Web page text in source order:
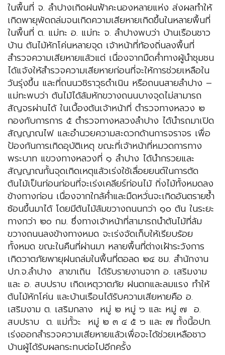
ในพื้นที่ จ. ลำปางเกิดฝนฟ้าคะนองหลายแห่ง ส่งผลทำให้
เกิดพายุพัดถล่มจนเกิดความเสียหายเกิดขึ้นในหลายพื้นที่
ในพื้นที่ ต. แม่ทะ อ. แม่ทะ จ. ลำปางพบว่า บ้านเรือนชาว
บ้าน ต้นไม้หักโค่นหลายจุด เจ้าหน้าที่ท้องถิ่นลงพื้นที่
สำรวจความเสียหายแล้วแต่ เนื่องจากมืดค่ำทางผู้นำชุมชน
ได้แจ้งให้สำรวจความเสียหายก่อนที่จะให้การช่วยเหลือใน
วันรุ่งขึ้น และที่ถนนวชิราวุธดำเนิน หรือถนนสายลำปาง –
แม่ทะพบว่า ต้นไม้ได้ล้มหักขวางถนนบางจุดไม่สามารถ
สัญจรผ่านได้ ในเบื้องต้นเจ้าหน้าที่ ตำรวจทางหลวง ๒
กองกับการการ ๕ ตำรวจทางหลวงลำปาง ได้นำรถมาเปิด
สัญญาณไฟ และอำนวยความสะดวกด้านการจราจร เพื่อ
ป้องกันการเกิดอุบัติเหตุ ขณะที่เจ้าหน้าที่หมวดการทาง
พระบาท แขวงทางหลวงที่ ๑ ลำปาง ได้นำกรวยและ
สัญญาณกั้นจุดเกิดเหตุแล้วเร่งใช้เลื่อยยนต์ในการตัด
ต้นไม้เป็นท่อนก่อนที่จะเร่งเคลียร์ท่อนไม้ กิ่งไม้ทั้งหมดลง
ข้างทางก่อน เนื่องจากใกล้ค่ำและมืดหวั่นจะเกิดอันตรายซ้ำ
ซ้อนขึ้นมาได้ โดยมีต้นไม้ล้มขวางถนนกว่า ๑๐ ต้น ในระยะ
ทางกว่า ๒๐ กม. ซึ่งทางเจ้าหน้าที่สามารถนำต้นไม้ที่ล้ม
ขวางถนนลงข้างทางหมด จะเร่งจัดเก็บให้เรียบร้อย
ทั้งหมด ขณะในคืนที่ผ่านมา หลายพื้นที่ต่างเฝ้าระวังการ
เกิดวาตภัยพายุฝนถล่มในพื้นที่ตอลด ๒๔ ชม. สำนักงาน
ปภ.จ.ลำปาง สาขาเถิน ได้รับรายงานจาก อ. เสริมงาม
และ อ. สบปราบ เกิดเหตุวาตภัย ฝนตกและลมแรง ทำให้
ต้นไม้หักโค่น และบ้านเรือนได้รับความเสียหายคือ อ.
เสริมงาม ต. เสริมกลาง หมู่ ๒ หมู่ ๖ และ หมู่ ๗ อ.
สบปราบ ต. แม่กั้วะ หมู่ ๒ ๓ ๔ ๕ ๖ และ ๗ ทั้งนี้อปท.
เร่งออกสำรวจความเสียหายแล้วเพื่อจะได้ช่วยเหลือชาว
บ้านผู้ได้รับผลกระทบต่อไปอีกครั้ง